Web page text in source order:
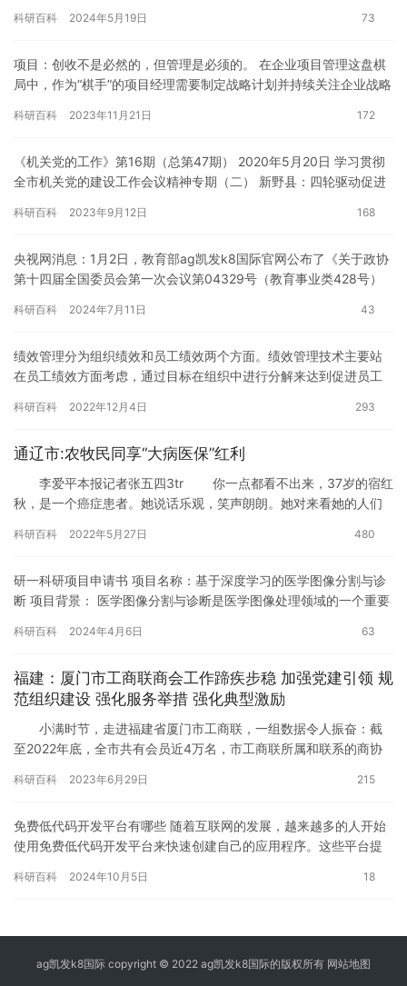
科研百科 2024年5月19日 73
项目：创收不是必然的，但管理是必须的。 在企业项目管理这盘棋
局中，作为“棋手”的项目经理需要制定战略计划并持续关注企业战略
科研百科 2023年11月21日 172
《机关党的工作》第16期（总第47期） 2020年5月20日 学习贯彻
全市机关党的建设工作会议精神专期（二） 新野县：四轮驱动促进
科研百科 2023年9月12日 168
央视网消息：1月2日，教育部ag凯发k8国际官网公布了《关于政协
第十四届全国委员会第一次会议第04329号（教育事业类428号）
开放具有积…
科研百科 2024年7月11日 43
绩效管理分为组织绩效和员工绩效两个方面。绩效管理技术主要站
在员工绩效方面考虑，通过目标在组织中进行分解来达到促进员工
题，并…
科研百科 2022年12月4日 293
通辽市:农牧民同享“大病医保”红利
李爱平本报记者张五四3tr 你一点都看不出来，37岁的宿红
秋，是一个癌症患者。她说话乐观，笑声朗朗。她对来看她的人们
科研百科 2022年5月27日 480
研一科研项目申请书 项目名称：基于深度学习的医学图像分割与诊
断 项目背景： 医学图像分割与诊断是医学图像处理领域的一个重要
科研百科 2024年4月6日 63
福建：厦门市工商联商会工作蹄疾步稳 加强党建引领 规
范组织建设 强化服务举措 强化典型激励
小满时节，走进福建省厦门市工商联，一组数据令人振奋：截
至2022年底，全市共有会员近4万名，市工商联所属和联系的商协
科研百科 2023年6月29日 215
免费低代码开发平台有哪些 随着互联网的发展，越来越多的人开始
使用免费低代码开发平台来快速创建自己的应用程序。这些平台提
的应…
科研百科 2024年10月5日 18
ag凯发k8国际 copyright © 2022 ag凯发k8国际的版权所有 网站地图